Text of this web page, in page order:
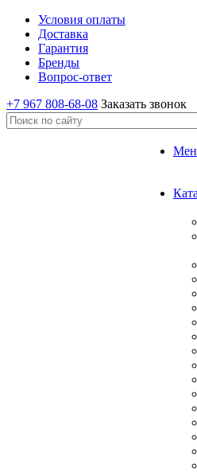
Условия оплаты
Доставка
Гарантия
Бренды
Вопрос-ответ
+7 967 808-68-08 Заказать звонок